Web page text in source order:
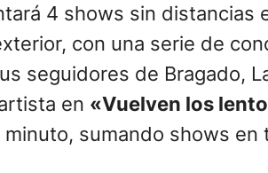
4 shows sin
con una serie de
seguidores de Bragado,
en «Vuelven los
sumando shows en